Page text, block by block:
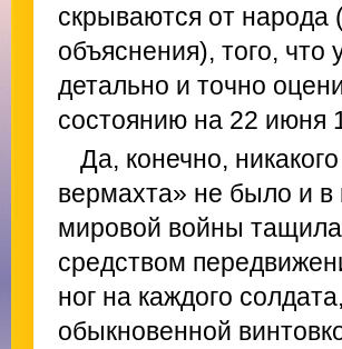
скрываются от народа
объяснения), того,
детально и точно
состоянию на 22 июня
Да, конечно,
вермахта» не было и
мировой войны
средством
ног на каждого
обыкновенной